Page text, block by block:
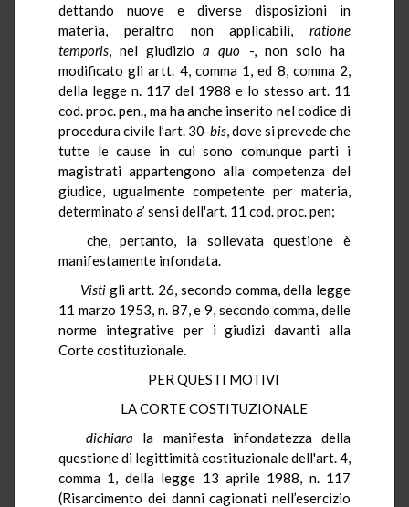
dettando nuove e diverse disposizioni in
materia, peraltro non applicabili, ratione
temporis, nel giudizioa quo -, non solo ha
modificato gli artt. 4, comma 1, ed 8, comma 2,
della legge n. 117 del 1988 e lo stesso art. 11
cod. proc. pen., ma ha anche inserito nel codice di
procedura civile l’art. 30-bis, dove si prevede che
tutte le cause in cui sono comunque parti i
magistrati appartengono alla competenza del
giudice, ugualmente competente per materia,
determinato a’ sensi dell'art. 11 cod. proc. pen;
che, pertanto, la sollevata questione è
manifestamente infondata.
Vistigli artt. 26, secondo comma, della legge
11 marzo 1953, n. 87, e 9, secondo comma, delle
norme integrative per i giudizi davanti alla
Corte costituzionale.
PER QUESTI MOTIVI
LA CORTE COSTITUZIONALE
dichiara la manifesta infondatezza della
questione di legittimità costituzionale dell'art. 4,
comma 1, della legge 13 aprile 1988, n. 117
(Risarcimento dei danni cagionati nell’esercizio